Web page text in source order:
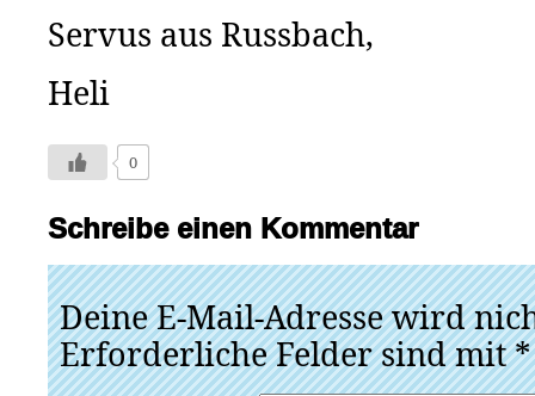
Servus aus Russbach,
Heli
0
Schreibe einen Kommentar
Deine E-Mail-Adresse wird
Erforderliche Felder sind mit*